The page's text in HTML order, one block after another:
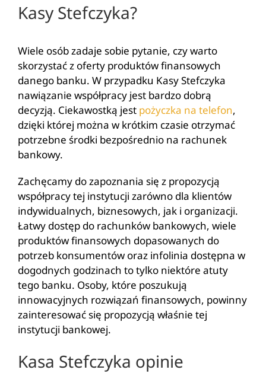
Kasy Stefczyka?
Wiele osób zadaje sobie pytanie, czy warto
skorzystać z oferty produktów finansowych
danego banku. W przypadku Kasy Stefczyka
nawiązanie współpracy jest bardzo dobrą
decyzją. Ciekawostką jest pożyczka na telefon,
dzięki której można w krótkim czasie otrzymać
potrzebne środki bezpośrednio na rachunek
bankowy.
Zachęcamy do zapoznania się z propozycją
współpracy tej instytucji zarówno dla klientów
indywidualnych, biznesowych, jak i organizacji.
Łatwy dostęp do rachunków bankowych, wiele
produktów finansowych dopasowanych do
potrzeb konsumentów oraz infolinia dostępna w
dogodnych godzinach to tylko niektóre atuty
tego banku. Osoby, które poszukują
innowacyjnych rozwiązań finansowych, powinny
zainteresować się propozycją właśnie tej
instytucji bankowej.
Kasa Stefczyka opinie